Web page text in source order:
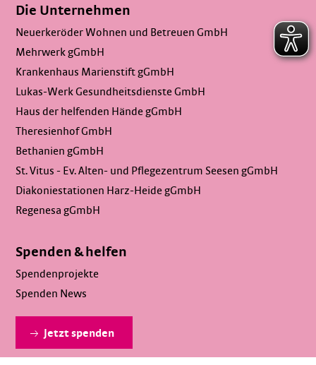
Die Unternehmen
Neuerkeröder Wohnen und Betreuen GmbH
Mehrwerk gGmbH
Krankenhaus Marienstift gGmbH
Lukas-Werk Gesundheitsdienste GmbH
Haus der helfenden Hände gGmbH
Theresienhof GmbH
Bethanien gGmbH
St. Vitus - Ev. Alten- und Pflegezentrum Seesen gGmbH
Diakoniestationen Harz-Heide gGmbH
Regenesa gGmbH
Spenden & helfen
Spendenprojekte
Spenden News
Jetzt spenden